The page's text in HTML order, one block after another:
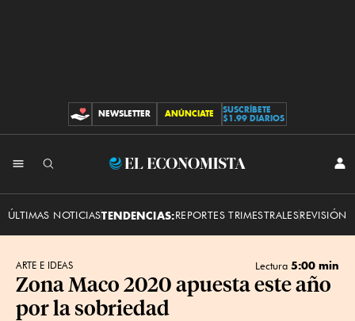
CONTRIBUCIONES
NEWSLETTER ANÚNCIATE
SUSCRÍBETE
$1.99 DIARIOS
El
ÚLTIMAS NOTICIASTENDENCIAS:REPORTES TRIMESTRALESREVISIÓN
ARTE E IDEAS Lectura 5:00 min
Zona Maco 2020 apuesta este año
por la sobriedad